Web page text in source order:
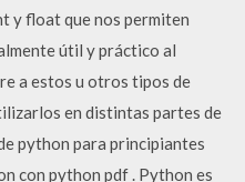
y float que nos permiten
útil y práctico al
a estos u otros tipos de
en distintas partes de
python para principiantes
con python pdf . Python es